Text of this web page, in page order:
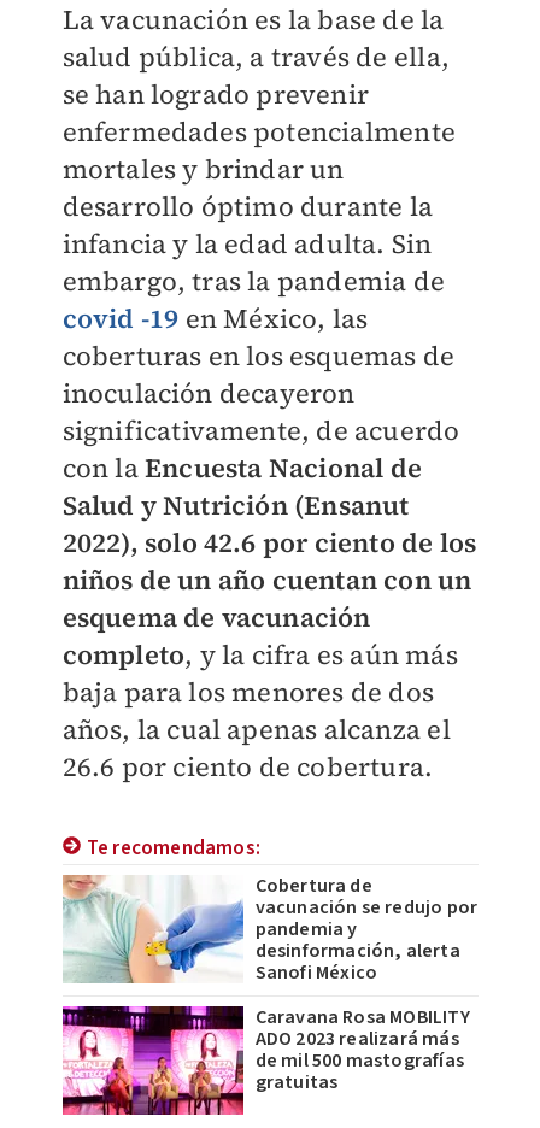
La vacunación es la base de la
salud pública, a través de ella,
se han logrado prevenir
enfermedades potencialmente
mortales y brindar un
desarrollo óptimo durante la
infancia y la edad adulta. Sin
embargo, tras la pandemia de
covid -19 en México, las
coberturas en los esquemas de
inoculación decayeron
significativamente, de acuerdo
con laEncuesta Nacional de
Salud y Nutrición (Ensanut
2022), solo 42.6 por ciento de los
niños de un año cuentan con un
esquema de vacunación
completo, y la cifra es aún más
baja para los menores de dos
años, la cual apenas alcanza el
26.6 por ciento de cobertura.
Te recomendamos:
Cobertura de
vacunación se redujo por
pandemia y
desinformación, alerta
Sanofi México
Caravana Rosa MOBILITY
ADO 2023 realizará más
de mil 500 mastografías
gratuitas